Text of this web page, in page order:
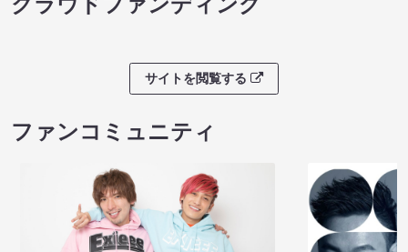
サイトを閲覧する
ファンコミュニティ